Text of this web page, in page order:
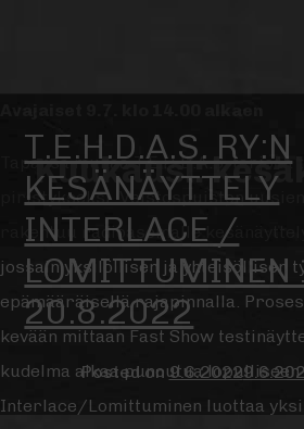
Kuukausi:
T.E.H.D.A.S. RY:N
KESÄNÄYTTELY
INTERLACE /
LOMITTUMINEN
20.8.2022
Posted on9.6.2022
Tapansa mukaa T.E.H.D.A.S. tarjoaa
piristykseksi. Veistospuiston
rakentuu radioasemalle
jossain yksilöllisen ja yhteisöllisen
epämääräisellä rajapinnalla.
kevään mittaan Fast Show
kudelma alkaa punoutua lopulliseen
Interlace/Lomittuminen luottaa